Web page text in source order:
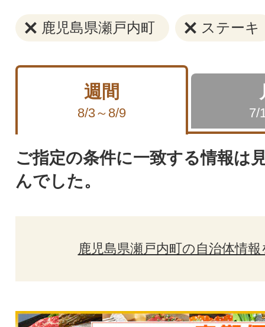
鹿児島県瀬戸内町 ステーキ
週間
8/3～8/9 7/
ご指定の条件に一致する情報は
んでした。
鹿児島県瀬戸内町の自治体情